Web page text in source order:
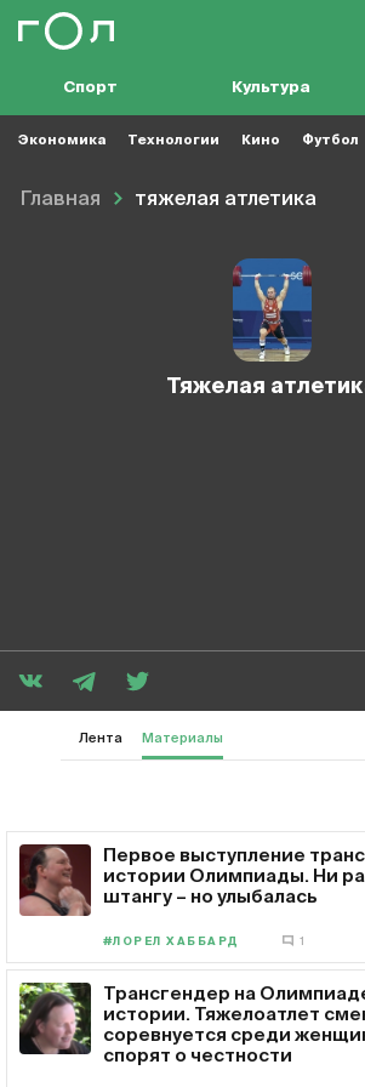
Спорт Культура
Экономика Технологии Кино Футбол
Главная тяжелая атлетика
тяжелая
Лента Материалы
Первое выступление
истории Олимпиады. Ни
штангу – но улыбалась
#ЛОРЕЛ ХАББАРД 1
Трансгендер на
истории. Тяжелоатлет
соревнуется среди
спорят о честности